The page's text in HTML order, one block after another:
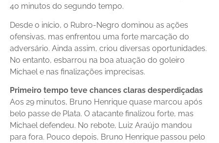
40 minutos do segundo tempo.
Desde o início, o Rubro-Negro dominou as ações
ofensivas, mas enfrentou uma forte marcação do
adversário. Ainda assim, criou diversas oportunidades.
No entanto, esbarrou na boa atuação do goleiro
Michael e nas finalizações imprecisas.
Primeiro tempo teve chances claras desperdiçadas
Aos 29 minutos, Bruno Henrique quase marcou após
belo passe de Plata. O atacante finalizou forte, mas
Michael defendeu. No rebote, Luiz Araújo mandou
para fora. Pouco depois, Bruno Henrique passou pelo